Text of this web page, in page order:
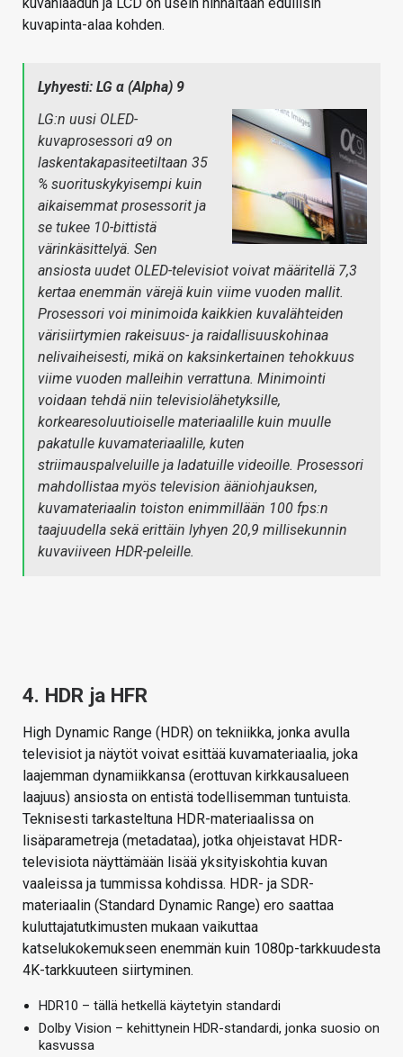
kuvanlaadun ja LCD on usein hinnaltaan edullisin
kuvapinta-alaa kohden.
Lyhyesti: LG α (Alpha) 9
LG:n uusi OLED-
kuvaprosessori α9 on
laskentakapasiteetiltaan 35
% suorituskykyisempi kuin
aikaisemmat prosessorit ja
se tukee 10-bittistä
värinkäsittelyä. Sen
ansiosta uudet OLED-televisiot voivat määritellä 7,3
kertaa enemmän värejä kuin viime vuoden mallit.
Prosessori voi minimoida kaikkien kuvalähteiden
värisiirtymien rakeisuus- ja raidallisuuskohinaa
nelivaiheisesti, mikä on kaksinkertainen tehokkuus
viime vuoden malleihin verrattuna. Minimointi
voidaan tehdä niin televisiolähetyksille,
korkearesoluutioiselle materiaalille kuin muulle
pakatulle kuvamateriaalille, kuten
striimauspalveluille ja ladatuille videoille. Prosessori
mahdollistaa myös television ääniohjauksen,
kuvamateriaalin toiston enimmillään 100 fps:n
taajuudella sekä erittäin lyhyen 20,9 millisekunnin
kuvaviiveen HDR-peleille.
4. HDR ja HFR
High Dynamic Range (HDR) on tekniikka, jonka avulla
televisiot ja näytöt voivat esittää kuvamateriaalia, joka
laajemman dynamiikkansa (erottuvan kirkkausalueen
laajuus) ansiosta on entistä todellisemman tuntuista.
Teknisesti tarkasteltuna HDR-materiaalissa on
lisäparametreja (metadataa), jotka ohjeistavat HDR-
televisiota näyttämään lisää yksityiskohtia kuvan
vaaleissa ja tummissa kohdissa. HDR- ja SDR-
materiaalin (Standard Dynamic Range) ero saattaa
kuluttajatutkimusten mukaan vaikuttaa
katselukokemukseen enemmän kuin 1080p-tarkkuudesta
4K-tarkkuuteen siirtyminen.
HDR10 – tällä hetkellä käytetyin standardi
Dolby Vision – kehittynein HDR-standardi, jonka suosio on
kasvussa